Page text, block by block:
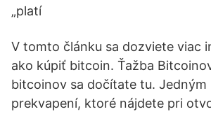
„platí
V tomto článku sa dozviete viac
ako kúpiť bitcoin. Ťažba
bitcoinov sa dočítate tu. Jedným
prekvapení, ktoré nájdete pri